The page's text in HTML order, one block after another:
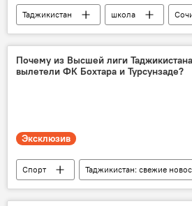
Таджикистан школа
Россия
Образование
Почему из Высшей лиги Таджикистана
вылетели ФК Бохтара и Турсунзаде?
Эксклюзив
Спорт
Таджикистан: свежие
Таджикистан
футбол